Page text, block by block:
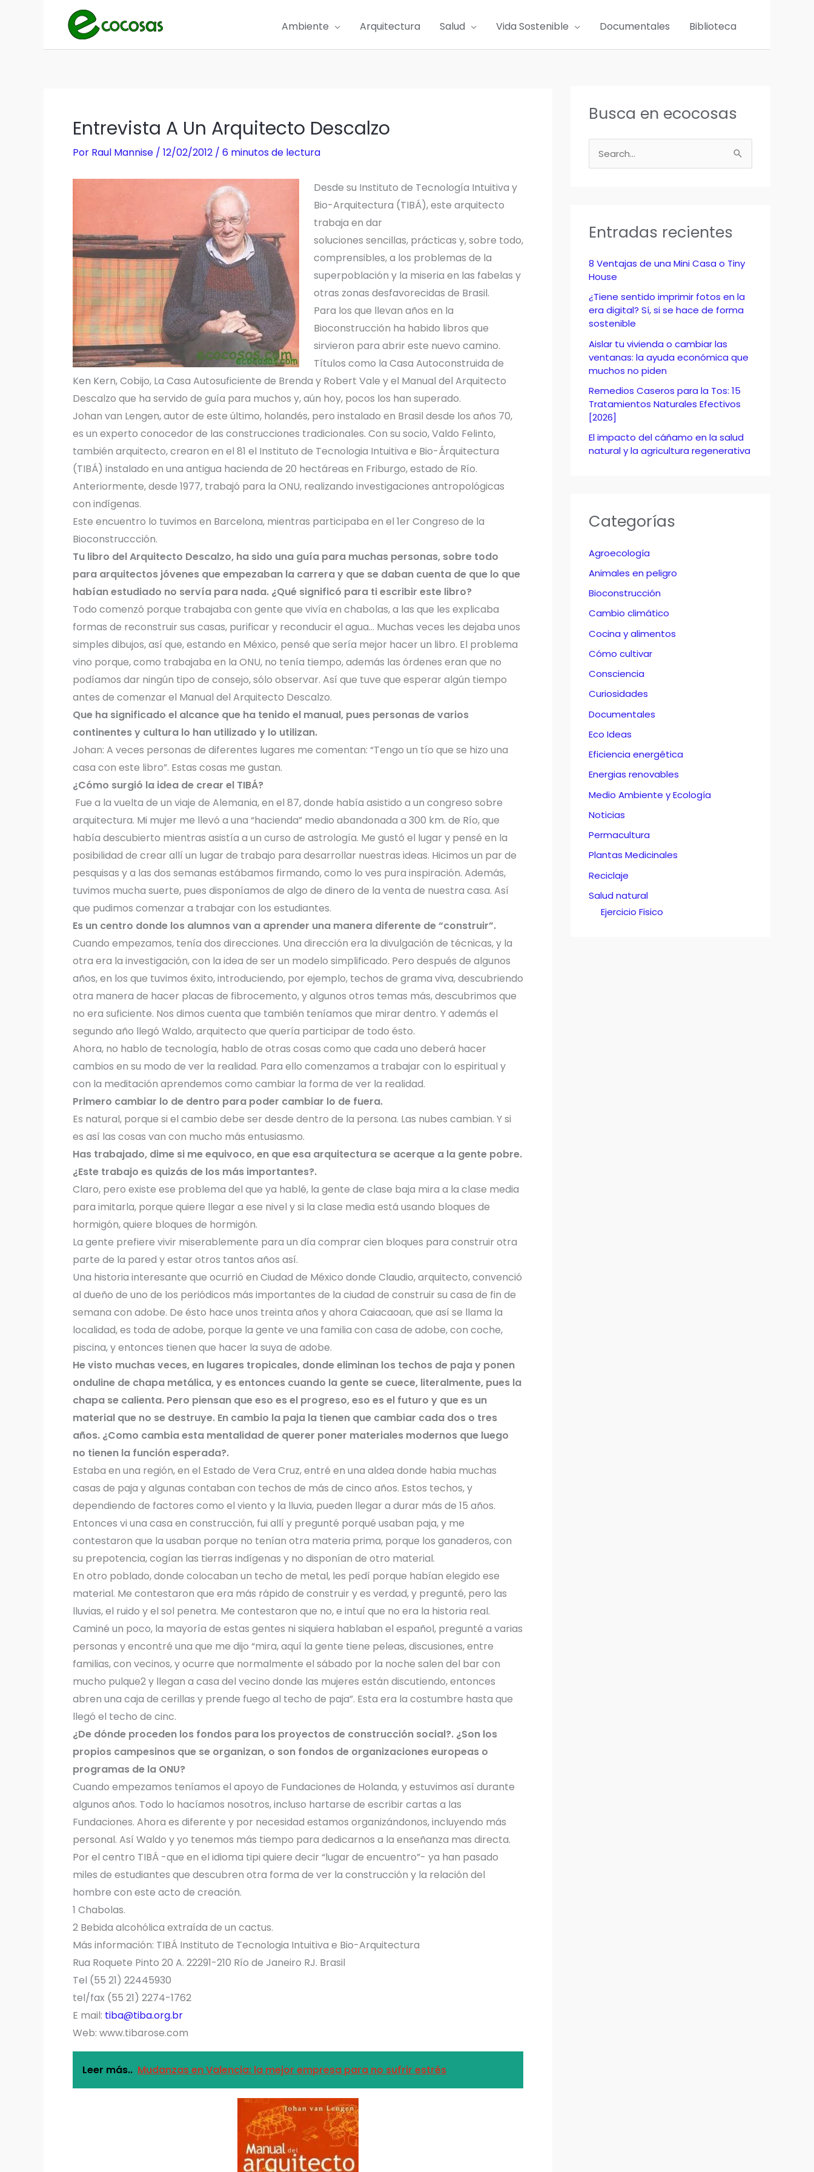
Ambiente Arquitectura Salud Vida Sostenible Documentales Biblioteca
Entrevista A Un Arquitecto Descalzo
Por Raul Mannise / 12/02/2012 / 6 minutos de lectura
Desde su Instituto de Tecnología Intuitiva y
Bio-Arquitectura (TIBÁ), este arquitecto
trabaja en dar
soluciones sencillas, prácticas y, sobre todo,
comprensibles, a los problemas de la
superpoblación y la miseria en las fabelas y
otras zonas desfavorecidas de Brasil.
Para los que llevan años en la
Bioconstrucción ha habido libros que
sirvieron para abrir este nuevo camino.
Títulos como la Casa Autoconstruida de
Ken Kern, Cobijo, La Casa Autosuficiente de Brenda y Robert Vale y el Manual del Arquitecto
Descalzo que ha servido de guía para muchos y, aún hoy, pocos los han superado.
Johan van Lengen, autor de este último, holandés, pero instalado en Brasil desde los años 70,
es un experto conocedor de las construcciones tradicionales. Con su socio, Valdo Felinto,
también arquitecto, crearon en el 81 el Instituto de Tecnologia Intuitiva e Bio-Árquitectura
(TIBÁ) instalado en una antigua hacienda de 20 hectáreas en Friburgo, estado de Río.
Anteriormente, desde 1977, trabajó para la ONU, realizando investigaciones antropológicas
con indígenas.
Este encuentro lo tuvimos en Barcelona, mientras participaba en el 1er Congreso de la
Bioconstruccción.
Tu libro del Arquitecto Descalzo, ha sido una guía para muchas personas, sobre todo
para arquitectos jóvenes que empezaban la carrera y que se daban cuenta de que lo que
habían estudiado no servía para nada. ¿Qué significó para ti escribir este libro?
Todo comenzó porque trabajaba con gente que vivía en chabolas, a las que les explicaba
formas de reconstruir sus casas, purificar y reconducir el agua… Muchas veces les dejaba unos
simples dibujos, así que, estando en México, pensé que sería mejor hacer un libro. El problema
vino porque, como trabajaba en la ONU, no tenía tiempo, además las órdenes eran que no
podíamos dar ningún tipo de consejo, sólo observar. Así que tuve que esperar algún tiempo
antes de comenzar el Manual del Arquitecto Descalzo.
Que ha significado el alcance que ha tenido el manual, pues personas de varios
continentes y cultura lo han utilizado y lo utilizan.
Johan: A veces personas de diferentes lugares me comentan: “Tengo un tío que se hizo una
casa con este libro”. Estas cosas me gustan.
¿Cómo surgió la idea de crear el TIBÁ?
Fue a la vuelta de un viaje de Alemania, en el 87, donde había asistido a un congreso sobre
arquitectura. Mi mujer me llevó a una “hacienda” medio abandonada a 300 km. de Río, que
había descubierto mientras asistía a un curso de astrología. Me gustó el lugar y pensé en la
posibilidad de crear allí un lugar de trabajo para desarrollar nuestras ideas. Hicimos un par de
pesquisas y a las dos semanas estábamos firmando, como lo ves pura inspiración. Además,
tuvimos mucha suerte, pues disponíamos de algo de dinero de la venta de nuestra casa. Así
que pudimos comenzar a trabajar con los estudiantes.
Es un centro donde los alumnos van a aprender una manera diferente de “construir”.
Cuando empezamos, tenía dos direcciones. Una dirección era la divulgación de técnicas, y la
otra era la investigación, con la idea de ser un modelo simplificado. Pero después de algunos
años, en los que tuvimos éxito, introduciendo, por ejemplo, techos de grama viva, descubriendo
otra manera de hacer placas de fibrocemento, y algunos otros temas más, descubrimos que
no era suficiente. Nos dimos cuenta que también teníamos que mirar dentro. Y además el
segundo año llegó Waldo, arquitecto que quería participar de todo ésto.
Ahora, no hablo de tecnología, hablo de otras cosas como que cada uno deberá hacer
cambios en su modo de ver la realidad. Para ello comenzamos a trabajar con lo espiritual y
con la meditación aprendemos como cambiar la forma de ver la realidad.
Primero cambiar lo de dentro para poder cambiar lo de fuera.
Es natural, porque si el cambio debe ser desde dentro de la persona. Las nubes cambian. Y si
es así las cosas van con mucho más entusiasmo.
Has trabajado, dime si me equivoco, en que esa arquitectura se acerque a la gente pobre.
¿Este trabajo es quizás de los más importantes?.
Claro, pero existe ese problema del que ya hablé, la gente de clase baja mira a la clase media
para imitarla, porque quiere llegar a ese nivel y si la clase media está usando bloques de
hormigón, quiere bloques de hormigón.
La gente prefiere vivir miserablemente para un día comprar cien bloques para construir otra
parte de la pared y estar otros tantos años así.
Una historia interesante que ocurrió en Ciudad de México donde Claudio, arquitecto, convenció
al dueño de uno de los periódicos más importantes de la ciudad de construir su casa de fin de
semana con adobe. De ésto hace unos treinta años y ahora Caiacaoan, que así se llama la
localidad, es toda de adobe, porque la gente ve una familia con casa de adobe, con coche,
piscina, y entonces tienen que hacer la suya de adobe.
He visto muchas veces, en lugares tropicales, donde eliminan los techos de paja y ponen
onduline de chapa metálica, y es entonces cuando la gente se cuece, literalmente, pues la
chapa se calienta. Pero piensan que eso es el progreso, eso es el futuro y que es un
material que no se destruye. En cambio la paja la tienen que cambiar cada dos o tres
años. ¿Como cambia esta mentalidad de querer poner materiales modernos que luego
no tienen la función esperada?.
Estaba en una región, en el Estado de Vera Cruz, entré en una aldea donde habia muchas
casas de paja y algunas contaban con techos de más de cinco años. Estos techos, y
dependiendo de factores como el viento y la lluvia, pueden llegar a durar más de 15 años.
Entonces vi una casa en construcción, fui allí y pregunté porqué usaban paja, y me
contestaron que la usaban porque no tenían otra materia prima, porque los ganaderos, con
su prepotencia, cogían las tierras indígenas y no disponían de otro material.
En otro poblado, donde colocaban un techo de metal, les pedí porque habían elegido ese
material. Me contestaron que era más rápido de construir y es verdad, y pregunté, pero las
lluvias, el ruido y el sol penetra. Me contestaron que no, e intuí que no era la historia real.
Caminé un poco, la mayoría de estas gentes ni siquiera hablaban el español, pregunté a varias
personas y encontré una que me dijo “mira, aquí la gente tiene peleas, discusiones, entre
familias, con vecinos, y ocurre que normalmente el sábado por la noche salen del bar con
mucho pulque2 y llegan a casa del vecino donde las mujeres están discutiendo, entonces
abren una caja de cerillas y prende fuego al techo de paja”. Esta era la costumbre hasta que
llegó el techo de cinc.
¿De dónde proceden los fondos para los proyectos de construcción social?. ¿Son los
propios campesinos que se organizan, o son fondos de organizaciones europeas o
programas de la ONU?
Cuando empezamos teníamos el apoyo de Fundaciones de Holanda, y estuvimos así durante
algunos años. Todo lo hacíamos nosotros, incluso hartarse de escribir cartas a las
Fundaciones. Ahora es diferente y por necesidad estamos organizándonos, incluyendo más
personal. Así Waldo y yo tenemos más tiempo para dedicarnos a la enseñanza mas directa.
Por el centro TIBÁ -que en el idioma tipi quiere decir “lugar de encuentro”- ya han pasado
miles de estudiantes que descubren otra forma de ver la construcción y la relación del
hombre con este acto de creación.
1 Chabolas.
2 Bebida alcohólica extraída de un cactus.
Más información: TIBÁ Instituto de Tecnologia Intuitiva e Bio-Arquitectura
Rua Roquete Pinto 20 A. 22291-210 Río de Janeiro RJ. Brasil
Tel (55 21) 22445930
tel/fax (55 21) 2274-1762
E mail: tiba@tiba.org.br
Web: www.tibarose.com
Leer más.. Mudanzas en Valencia: la mejor empresa para no sufrir estrés
Busca en ecocosas
u
r
o
:
Entradas recientes
8 Ventajas de una Mini Casa o Tiny
House
¿Tiene sentido imprimir fotos en la
era digital? Sí, si se hace de forma
sostenible
Aislar tu vivienda o cambiar las
ventanas: la ayuda económica que
muchos no piden
Remedios Caseros para la Tos: 15
Tratamientos Naturales Efectivos
[2026]
El impacto del cáñamo en la salud
natural y la agricultura regenerativa
Categorías
Agroecología
Animales en peligro
Bioconstrucción
Cambio climático
Cocina y alimentos
Cómo cultivar
Consciencia
Curiosidades
Documentales
Eco Ideas
Eficiencia energética
Energias renovables
Medio Ambiente y Ecología
Noticias
Permacultura
Plantas Medicinales
Reciclaje
Salud natural
Ejercicio Fisico